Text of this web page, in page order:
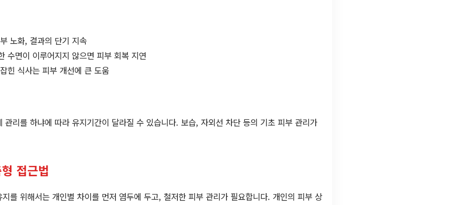
노화, 결과의 단기 지속
수면이 이루어지지 않으면 피부 회복 지연
힌 식사는 피부 개선에 큰 도움
관리를 하냐에 따라 유지기간이 달라질 수 있습니다. 보습, 자외선 차단 등의 기초 피부 관리가
접근법
를 위해서는 개인별 차이를 먼저 염두에 두고, 철저한 피부 관리가 필요합니다. 개인의 피부 상